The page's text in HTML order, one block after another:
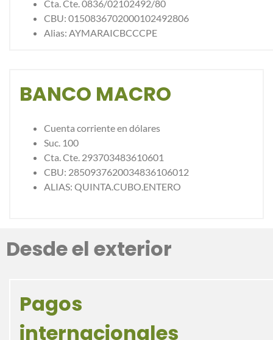
Cta. Cte. 0836/02102492/80
CBU: 0150836702000102492806
Alias: AYMARAICBCCCPE
BANCO MACRO
Cuenta corriente en dólares
Suc. 100
Cta. Cte. 293703483610601
CBU: 2850937620034836106012
ALIAS: QUINTA.CUBO.ENTERO
Desde el exterior
Pagos
internacionales